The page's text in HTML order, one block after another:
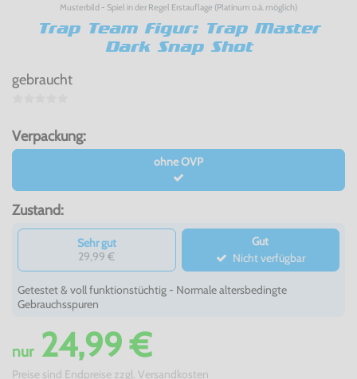
Musterbild - Spiel in der Regel Erstauflage (Platinum o.ä. möglich)
Trap Team Figur: Trap Master
Dark Snap Shot
gebraucht
Verpackung:
ohne OVP
Zustand:
Sehr gut
29,99 €
Gut
Nicht verfügbar
Getestet & voll funktionstüchtig - Normale altersbedingte
Gebrauchsspuren
nur24,99 €
Preise sind Endpreise zzgl. Versandkosten